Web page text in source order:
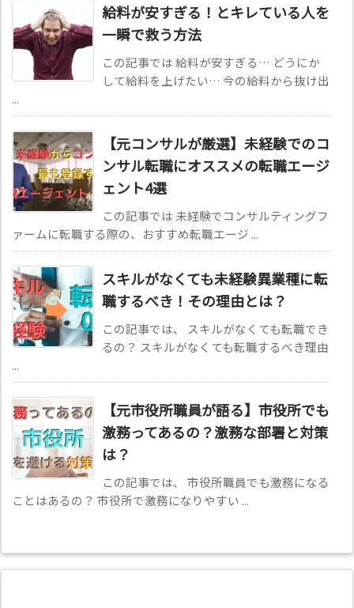
給料が安すぎる！とキレている人を
一瞬で救う方法
この記事では 給料が安すぎる… どうにか
して給料を上げたい… 今の給料から抜け出
...
【元コンサルが厳選】未経験でのコ
ンサル転職にオススメの転職エージ
ェント4選
この記事では 未経験でコンサルティングフ
ァームに転職する際の、おすすめ転職エージ ...
スキルがなくても未経験異業種に転
職するべき！その理由とは？
この記事では、 スキルがなくても転職でき
るの？ スキルがなくても転職するべき理由
...
【元市役所職員が語る】市役所でも
激務ってあるの？激務な部署と対策
は？
この記事では、 市役所職員でも激務になる
ことはあるの？ 市役所で激務になりやすい ...